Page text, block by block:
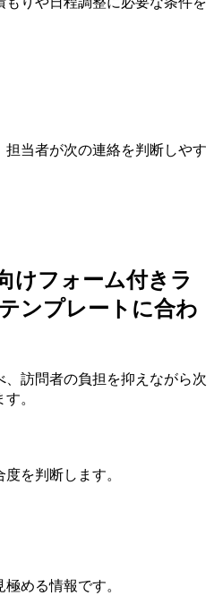
当者が次の連絡を判断しやす
けフォーム付きラ
ンプレートに合わ
訪問者の負担を抑えながら次
。
を判断します。
める情報です。